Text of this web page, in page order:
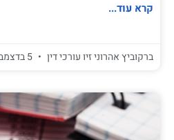
קרא עוד...
ברקוביץ אהרוני זיו עורכי דין